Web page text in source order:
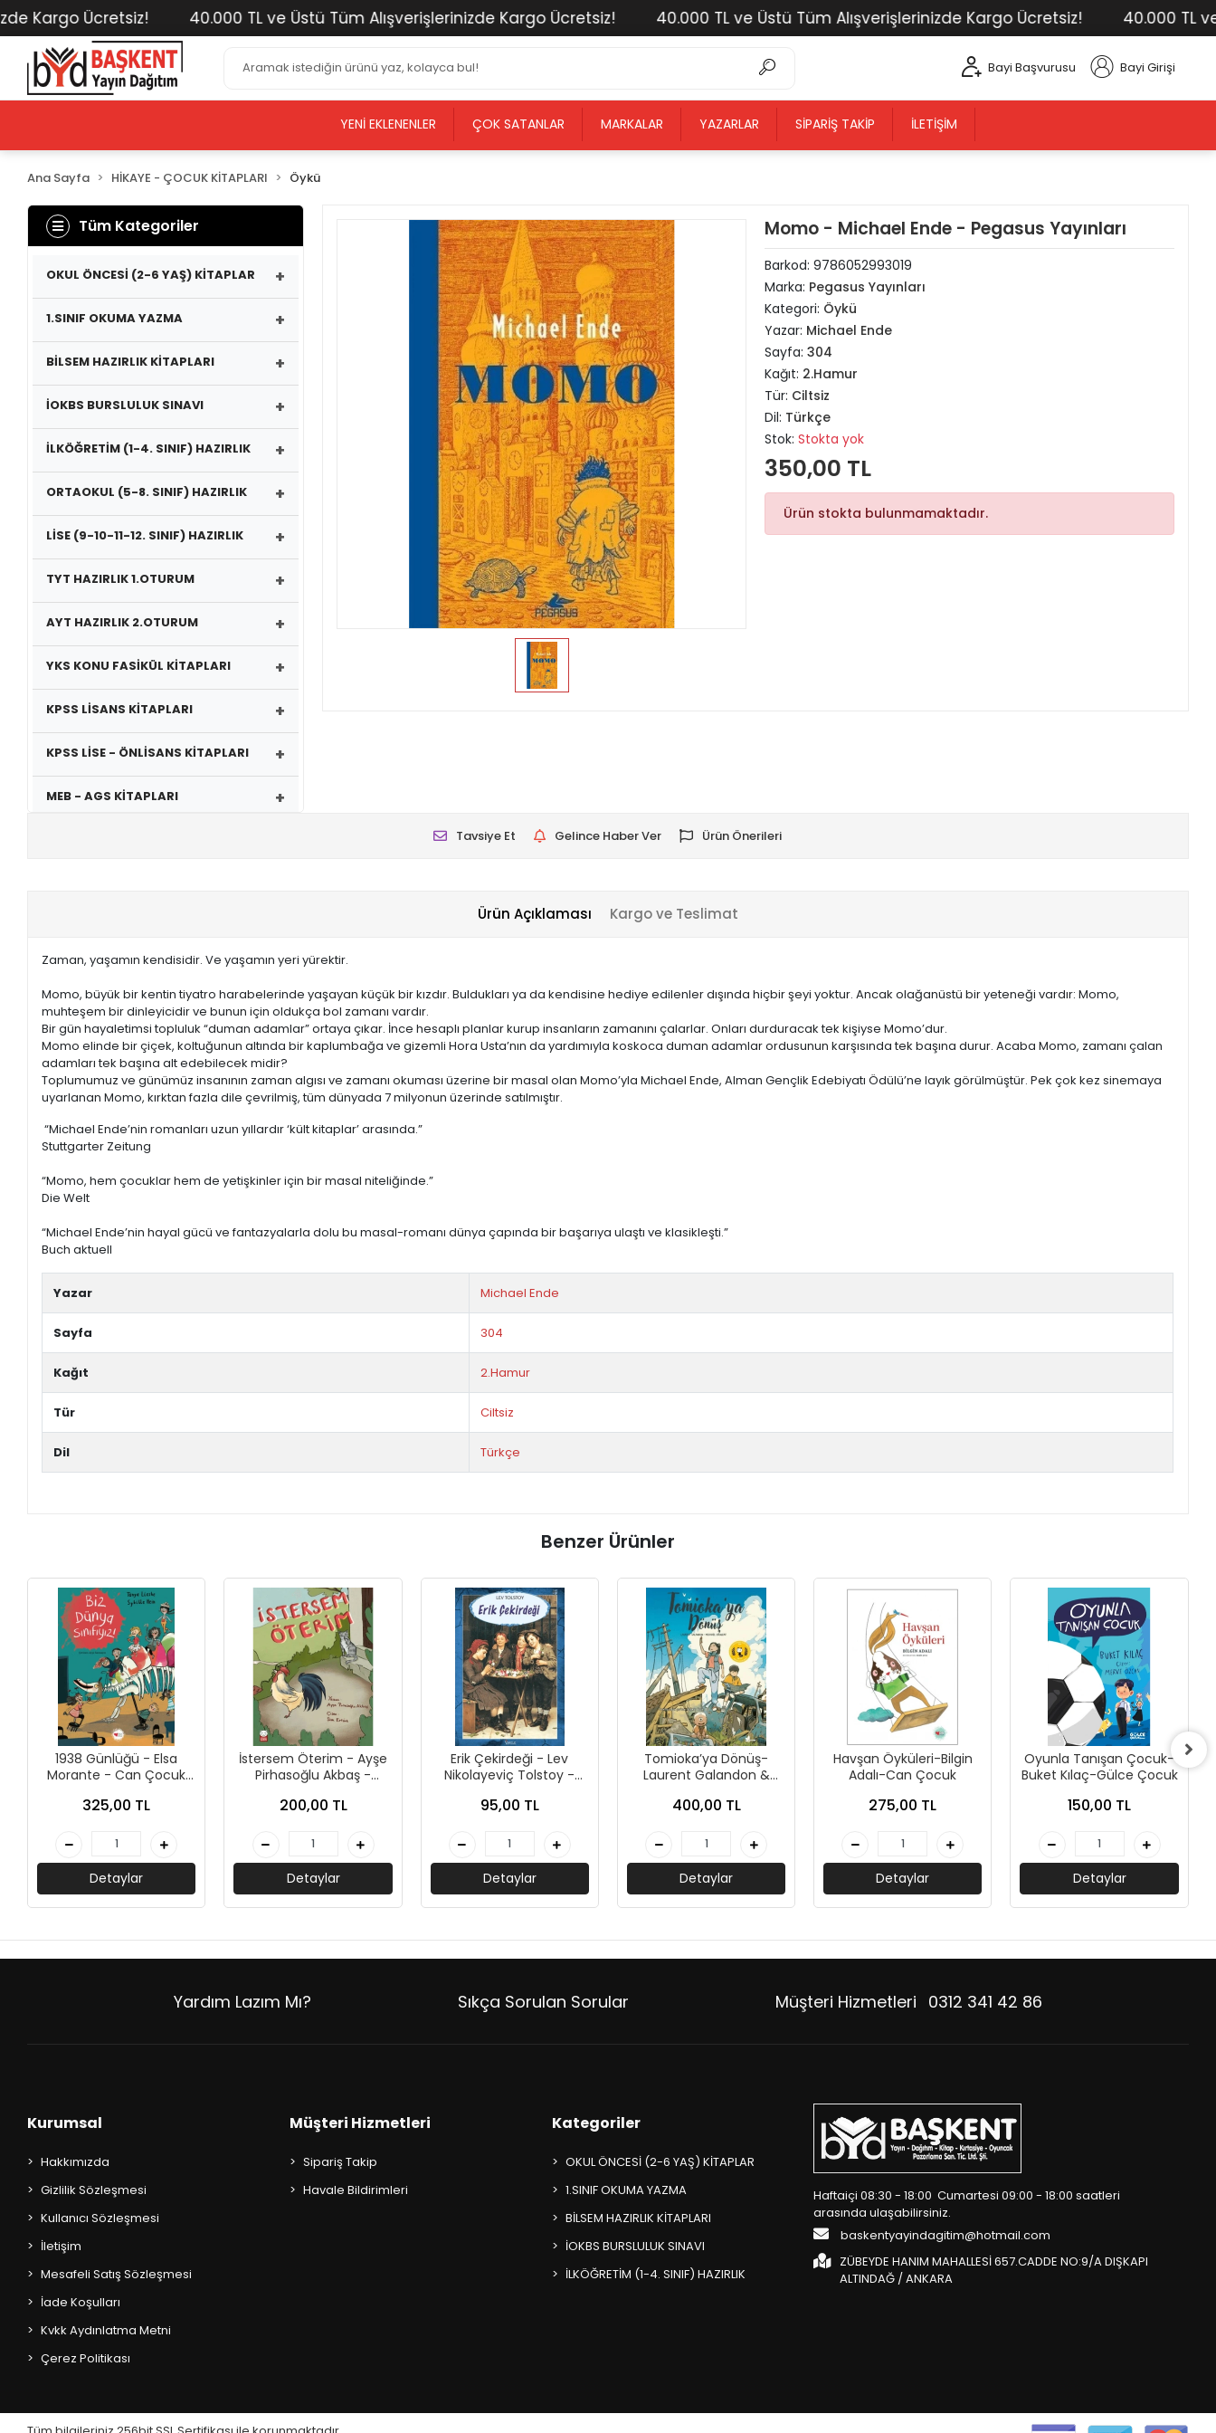
Ücretsiz! 40.000 TL ve Üstü Tüm Alışverişlerinizde Kargo Ücretsiz! 40.000 TL ve Üstü Tüm Alışverişlerinizde Kargo Ücretsiz! 40.000 TL ve
Bayi Başvurusu Bayi Girişi
YENI EKLENENLER ÇOK SATANLAR MARKALAR YAZARLAR SIPARIŞ TAKIP İLETIŞIM
Ana Sayfa HİKAYE - ÇOCUK KİTAPLARI Öykü
Tüm Kategoriler
OKUL ÖNCESİ (2-6 YAŞ) KİTAPLAR +
1.SINIF OKUMA YAZMA +
BİLSEM HAZIRLIK KİTAPLARI +
İOKBS BURSLULUK SINAVI +
İLKÖĞRETİM (1-4. SINIF) HAZIRLIK +
ORTAOKUL (5-8. SINIF) HAZIRLIK +
LİSE (9-10-11-12. SINIF) HAZIRLIK +
TYT HAZIRLIK 1.OTURUM +
AYT HAZIRLIK 2.OTURUM +
YKS KONU FASİKÜL KİTAPLARI +
KPSS LİSANS KİTAPLARI +
KPSS LİSE - ÖNLİSANS KİTAPLARI +
MEB - AGS KİTAPLARI +
YDS - YÖKDİL HAZIRLIK KİTAPLARI +
ASKERİ LİSE - PMYO KİTAPLARI
YÖS KİTAPLARI
DHBT HAZIRLIK KİTAPLARI
GYS HAZIRLIK KİTAPLARI
SPK HAZIRLIK KİTAPLARI
+
İNGİLİZCE HİKAYE KİTAPLARI
ALMANCA HİKAYE KİTAPLARI
MANGA - ÇİZGİ ROMAN
BOYAMA - MANDALA KİTAPLARI
AKIL OYUNLARI + PUZZLE
CEP KİTAPLARI
SÖZLÜK ÇEŞİTLERİ +
ATLAS ÇEŞİTLERİ +
KUR'AN-I KERİM - YASİN-İ ŞERİF +
KONUŞMA KLAVUZLARI
Momo - Michael Ende - Pegasus Yayınları
Barkod: 9786052993019
Marka: Pegasus Yayınları
Kategori: Öykü
Yazar: Michael Ende
Sayfa: 304
Kağıt: 2.Hamur
Tür: Ciltsiz
Dil: Türkçe
Stok: Stokta yok
350,00 TL
Ürün stokta bulunmamaktadır.
Tavsiye Et Gelince Haber Ver Ürün Önerileri
Ürün Açıklaması Kargo ve Teslimat
Zaman, yaşamın kendisidir. Ve yaşamın yeri yürektir.
Momo, büyük bir kentin tiyatro harabelerinde yaşayan küçük bir kızdır. Buldukları ya da kendisine hediye edilenler dışında hiçbir şeyi yoktur. Ancak olağanüstü bir yeteneği vardır: Momo,
muhteşem bir dinleyicidir ve bunun için oldukça bol zamanı vardır.
Bir gün hayaletimsi topluluk “duman adamlar” ortaya çıkar. İnce hesaplı planlar kurup insanların zamanını çalarlar. Onları durduracak tek kişiyse Momo’dur.
Momo elinde bir çiçek, koltuğunun altında bir kaplumbağa ve gizemli Hora Usta’nın da yardımıyla koskoca duman adamlar ordusunun karşısında tek başına durur. Acaba Momo, zamanı çalan
adamları tek başına alt edebilecek midir?
Toplumumuz ve günümüz insanının zaman algısı ve zamanı okuması üzerine bir masal olan Momo’yla Michael Ende, Alman Gençlik Edebiyatı Ödülü’ne layık görülmüştür. Pek çok kez sinemaya
uyarlanan Momo, kırktan fazla dile çevrilmiş, tüm dünyada 7 milyonun üzerinde satılmıştır.
“Michael Ende’nin romanları uzun yıllardır ‘kült kitaplar’ arasında.”
Stuttgarter Zeitung
“Momo, hem çocuklar hem de yetişkinler için bir masal niteliğinde.”
Die Welt
“Michael Ende’nin hayal gücü ve fantazyalarla dolu bu masal-romanı dünya çapında bir başarıya ulaştı ve klasikleşti.”
Buch aktuell
Yazar Michael Ende
Sayfa 304
Kağıt 2.Hamur
Tür Ciltsiz
Dil Türkçe
Benzer Ürünler
1938 Günlüğü - Elsa
Morante - Can Çocuk
325,00 TL
Detaylar
İstersem Öterim - Ayşe
Pirhasoğlu Akbaş -
200,00 TL
Detaylar
Erik Çekirdeği - Lev
Nikolayeviç Tolstoy -
95,00 TL
Detaylar
Tomioka’ya Dönüş-
Laurent Galandon &
Yayınları
400,00 TL
Detaylar
Havşan Öyküleri-Bilgin
Adalı-Can Çocuk
275,00 TL
Detaylar
Oyunla Tanışan Çocuk-
Buket Kılaç-Gülce Çocuk
150,00 TL
Detaylar
Yardım Lazım Mı? Sıkça Sorulan Sorular Müşteri Hizmetleri 0312 341 42 86
Kurumsal
Hakkımızda
Gizlilik Sözleşmesi
Kullanıcı Sözleşmesi
İletişim
Mesafeli Satış Sözleşmesi
İade Koşulları
Kvkk Aydınlatma Metni
Çerez Politikası
Müşteri Hizmetleri
Sipariş Takip
Havale Bildirimleri
Kategoriler
OKUL ÖNCESİ (2-6 YAŞ) KİTAPLAR
1.SINIF OKUMA YAZMA
BİLSEM HAZIRLIK KİTAPLARI
İOKBS BURSLULUK SINAVI
İLKÖĞRETİM (1-4. SINIF) HAZIRLIK
Haftaiçi 08:30 - 18:00 Cumartesi 09:00 - 18:00 saatleri
arasında ulaşabilirsiniz.
baskentyayindagitim@hotmail.com
ZÜBEYDE HANIM MAHALLESİ 657.CADDE NO:9/A DIŞKAPI
ALTINDAĞ / ANKARA